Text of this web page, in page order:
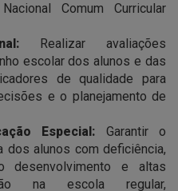
Comum Curricular
Realizar avaliações
escolar dos alunos e das
de qualidade para
e o planejamento de
Especial: Garantir o
dos alunos com deficiência,
desenvolvimento e altas
na escola regular,